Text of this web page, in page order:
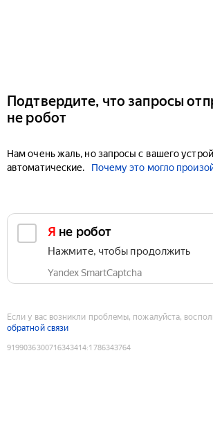
Подтвердите, что запросы
не робот
Нам очень жаль, но запросы с вашего
автоматические.
Почему это могло
Я не робот
Нажмите, чтобы продолжить
Yandex SmartCaptcha
Если у вас возникли проблемы, пожалуйста,
обратной связи
9199036300716343414:1786343764